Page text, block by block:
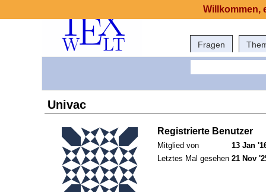
Fragen
Univac
Registrierte Benutzer
Mitglied von
13 Jan
Letztes Mal gesehen 21 Nov
Willkommen,